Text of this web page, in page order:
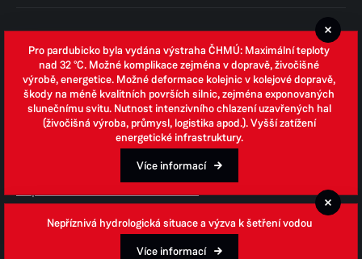
Zpracování osobních údajů
Whistleblowing
Open data
Povinně zveřejňované informace
Prohlášení o přístupnosti
Odpovědi na žádosti o informace
Jednotné environmentální stanovisko
Pro pardubicko byla vydána výstraha ČHMÚ: Maximální teploty
nad 32 °C. Možné komplikace zejména v dopravě, živočišné
výrobě, energetice. Možné deformace kolejnic v kolejové dopravě,
škody na méně kvalitních površích silnic, zejména exponovaných
slunečnímu svitu. Nutnost intenzivního chlazení uzavřených hal
(živočišná výroba, průmysl, logistika apod.). Vyšší zatížení
energetické infrastruktury.
Více informací
Nepříznivá hydrologická situace a výzva k šetření vodou
Více informací